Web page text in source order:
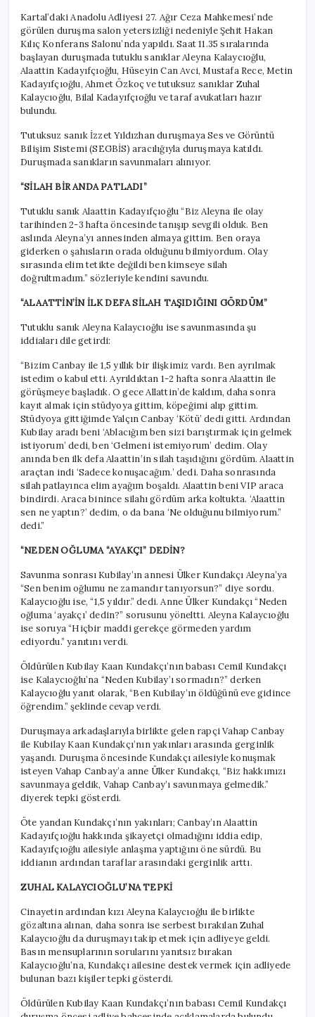
Kartal’daki Anadolu Adliyesi 27. Ağır Ceza Mahkemesi’nde
görülen duruşma salon yetersizliği nedeniyle Şehit Hakan
Kılıç Konferans Salonu’nda yapıldı. Saat 11.35 sıralarında
başlayan duruşmada tutuklu sanıklar Aleyna Kalaycıoğlu,
Alaattin Kadayıfçıoğlu, Hüseyin Can Avci, Mustafa Rece, Metin
Kadayıfçıoğlu, Ahmet Özkoç ve tutuksuz sanıklar Zuhal
Kalaycıoğlu, Bilal Kadayıfçıoğlu ve taraf avukatları hazır
bulundu.
Tutuksuz sanık İzzet Yıldızhan duruşmaya Ses ve Görüntü
Bilişim Sistemi (SEGBİS) aracılığıyla duruşmaya katıldı.
Duruşmada sanıkların savunmaları alınıyor.
“SİLAH BİR ANDA PATLADI”
Tutuklu sanık Alaattin Kadayıfçıoğlu “Biz Aleyna ile olay
tarihinden 2-3 hafta öncesinde tanışıp sevgili olduk. Ben
aslında Aleyna’yı annesinden almaya gittim. Ben oraya
giderken o şahısların orada olduğunu bilmiyordum. Olay
sırasında elim tetikte değildi ben kimseye silah
doğrultmadım.” sözleriyle kendini savundu.
“ALAATTİN’İN İLK DEFA SİLAH TAŞIDIĞINI GÖRDÜM”
Tutuklu sanık Aleyna Kalaycıoğlu ise savunmasında şu
iddiaları dile getirdi:
“Bizim Canbay ile 1,5 yıllık bir ilişkimiz vardı. Ben ayrılmak
istedim o kabul etti. Ayrıldıktan 1-2 hafta sonra Alaattin ile
görüşmeye başladık. O gece Allattin’de kaldım, daha sonra
kayıt almak için stüdyoya gittim, köpeğimi alıp gittim.
Stüdyoya gittiğimde Yalçın Canbay ‘Kötü’ dedi gitti. Ardından
Kubilay aradı beni ‘Ablacığım ben sizi barıştırmak için gelmek
istiyorum’ dedi, ben ‘Gelmeni istemiyorum’ dedim. Olay
anında ben ilk defa Alaattin’in silah taşıdığını gördüm. Alaattin
araçtan indi ‘Sadece konuşacağım.’ dedi. Daha sonrasında
silah patlayınca elim ayağım boşaldı. Alaattin beni VIP araca
bindirdi. Araca binince silahı gördüm arka koltukta. ‘Alaattin
sen ne yaptın?’ dedim, o da bana ‘Ne olduğunu bilmiyorum.”
dedi.”
“NEDEN OĞLUMA “AYAKÇI” DEDİN?
Savunma sonrası Kubilay’ın annesi Ülker Kundakçı Aleyna’ya
“Sen benim oğlumu ne zamandır tanıyorsun?” diye sordu.
Kalaycıoğlu ise, “1,5 yıldır.” dedi. Anne Ülker Kundakçı “Neden
oğluma ‘ayakçı’ dedin?” sorusunu yöneltti. Aleyna Kalaycıoğlu
ise soruya “Hiçbir maddi gerekçe görmeden yardım
ediyordu.” yanıtını verdi.
Öldürülen Kubilay Kaan Kundakçı’nın babası Cemil Kundakçı
ise Kalaycıoğlu’na “Neden Kubilay’ı sormadın?” derken
Kalaycıoğlu yanıt olarak, “Ben Kubilay’ın öldüğünü eve gidince
öğrendim.” şeklinde cevap verdi.
Duruşmaya arkadaşlarıyla birlikte gelen rapçi Vahap Canbay
ile Kubilay Kaan Kundakçı’nın yakınları arasında gerginlik
yaşandı. Duruşma öncesinde Kundakçı ailesiyle konuşmak
isteyen Vahap Canbay’a anne Ülker Kundakçı, “Biz hakkımızı
savunmaya geldik, Vahap Canbay’ı savunmaya gelmedik.”
diyerek tepki gösterdi.
Öte yandan Kundakçı’nın yakınları; Canbay’ın Alaattin
Kadayıfçıoğlu hakkında şikayetçi olmadığını iddia edip,
Kadayıfçıoğlu ailesiyle anlaşma yaptığını öne sürdü. Bu
iddianın ardından taraflar arasındaki gerginlik arttı.
ZUHAL KALAYCIOĞLU’NA TEPKİ
Cinayetin ardından kızı Aleyna Kalaycıoğlu ile birlikte
gözaltına alınan, daha sonra ise serbest bırakılan Zuhal
Kalaycıoğlu da duruşmayı takip etmek için adliyeye geldi.
Basın mensuplarının sorularını yanıtsız bırakan
Kalaycıoğlu’na, Kundakçı ailesine destek vermek için adliyede
bulunan bazı kişiler tepki gösterdi.
Öldürülen Kubilay Kaan Kundakçı’nın babası Cemil Kundakçı